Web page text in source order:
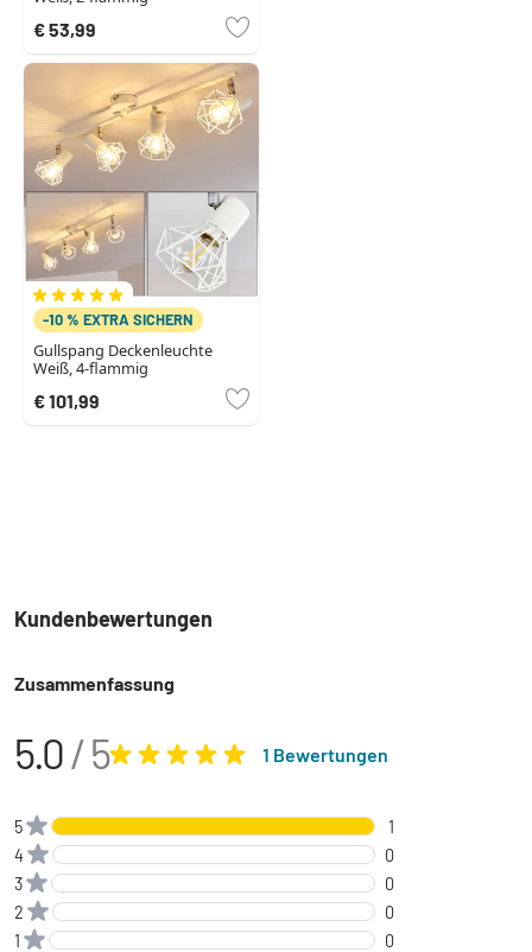
€ 53,99
-10 % EXTRA SICHERN
Gullspang Deckenleuchte
Weiß, 4-flammig
€ 101,99
Kundenbewertungen
Zusammenfassung
5.0/ 5 1 Bewertungen
5
1
4
0
3
0
2
0
1
0